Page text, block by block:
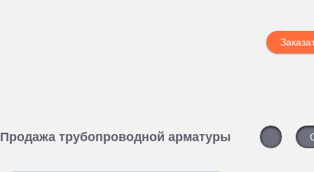
Продажа трубопроводной арматуры